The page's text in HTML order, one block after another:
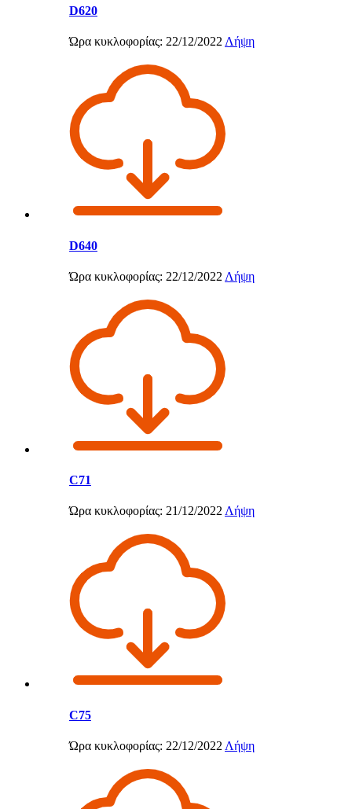
D620
Ώρα κυκλοφορίας: 22/12/2022Λήψη
D640
Ώρα κυκλοφορίας: 22/12/2022 Λήψη
C71
Ώρα κυκλοφορίας: 21/12/2022Λήψη
C75
Ώρα κυκλοφορίας: 22/12/2022 Λήψη